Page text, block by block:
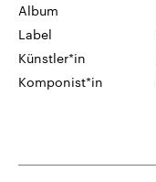
Album
Label
Künstler*in
Komponist*in